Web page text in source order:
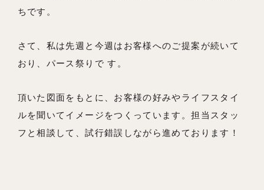
ちです。
さて、私は先週と今週はお客様へのご提案が続いて
おり、パース祭りで す。
頂いた図面をもとに、お客様の好みやライフスタイ
ルを聞いてイメージをつくっています。担当スタッ
フと相談して、試行錯誤しながら進めております！